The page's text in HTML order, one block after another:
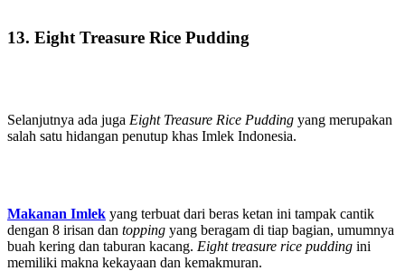
13. Eight Treasure Rice Pudding
Selanjutnya ada juga Eight Treasure Rice Pudding yang merupakan
salah satu hidangan penutup khas Imlek Indonesia.
Makanan Imlek yang terbuat dari beras ketan ini tampak cantik
dengan 8 irisan dan topping yang beragam di tiap bagian, umumnya
buah kering dan taburan kacang. Eight treasure rice pudding ini
memiliki makna kekayaan dan kemakmuran.